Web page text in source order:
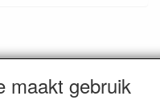
, tenzij anders
maakt gebruik